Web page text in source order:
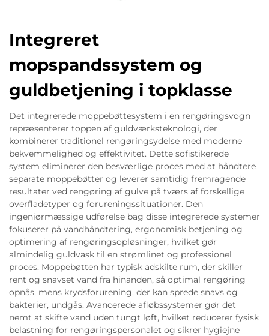
Integreret
mopspandssystem og
guldbetjening i topklasse
Det integrerede moppebøttesystem i en rengøringsvogn
repræsenterer toppen af guldværksteknologi, der
kombinerer traditionel rengøringsydelse med moderne
bekvemmelighed og effektivitet. Dette sofistikerede
system eliminerer den besværlige proces med at håndtere
separate moppebøtter og leverer samtidig fremragende
resultater ved rengøring af gulve på tværs af forskellige
overfladetyper og forureningssituationer. Den
ingeniørmæssige udførelse bag disse integrerede systemer
fokuserer på vandhåndtering, ergonomisk betjening og
optimering af rengøringsopløsninger, hvilket gør
almindelig guldvask til en strømlinet og professionel
proces. Moppebøtten har typisk adskilte rum, der skiller
rent og snavset vand fra hinanden, så optimal rengøring
opnås, mens krydsforurening, der kan sprede snavs og
bakterier, undgås. Avancerede afløbssystemer gør det
nemt at skifte vand uden tungt løft, hvilket reducerer fysisk
belastning for rengøringspersonalet og sikrer hygiejne